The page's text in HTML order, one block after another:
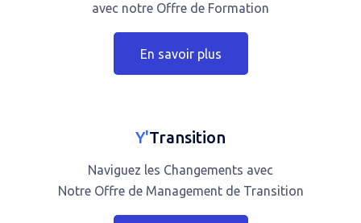
avec notre Offre de Formation
En savoir plus
Y'Transition
Naviguez les Changements avec
Notre Offre de Management de Transition